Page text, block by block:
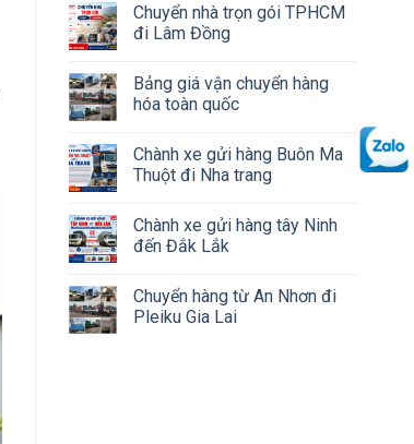
Chuyển nhà trọn gói TPHCM
đi Lâm Đồng
Bảng giá vận chuyển hàng
hóa toàn quốc
Chành xe gửi hàng Buôn Ma
Thuột đi Nha trang
Chành xe gửi hàng tây Ninh
đến Đắk Lắk
Chuyển hàng từ An Nhơn đi
Pleiku Gia Lai